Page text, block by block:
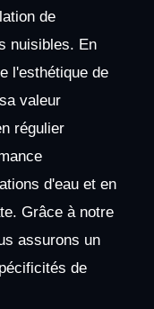
de
nuisibles. En
l'esthétique de
valeur
régulier
d'eau et en
Grâce à notre
assurons un
de